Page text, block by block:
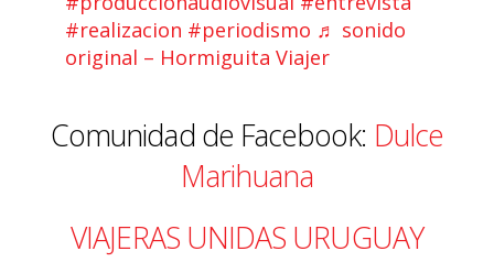
#realizacion #periodismo ♬ sonido
original – Hormiguita Viajer
Comunidad de Facebook: Dulce
Marihuana
VIAJERAS UNIDAS URUGUAY